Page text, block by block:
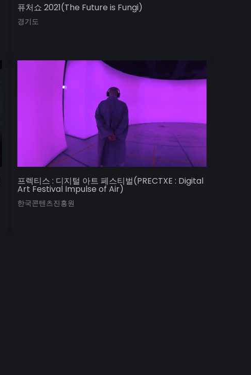
퓨처쇼 2021(The Future is Fungi)
경기도
프렉티스 : 디지털 아트 페스티벌(PRECTXE : Digital
Art Festival Impulse of Air)
한국콘텐츠진흥원